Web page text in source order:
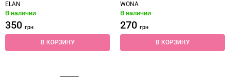
ELAN
В наличии
350 грн
В КОРЗИНУ
WONA
В наличии
270 грн
В КОРЗИНУ